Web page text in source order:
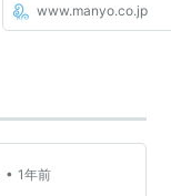
www.manyo.co.jp
• 1年前